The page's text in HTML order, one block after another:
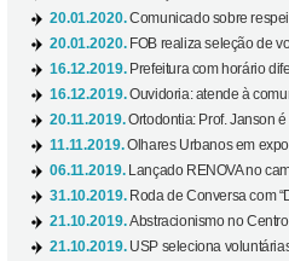
20.01.2020.Comunicado sobre
20.01.2020. FOB realiza seleção de
16.12.2019. Prefeitura com horário
16.12.2019.Ouvidoria: atende à
20.11.2019.Ortodontia: Prof. Janson
11.11.2019.Olhares Urbanos em
06.11.2019.
Lançado RENOVA no
31.10.2019. Roda de Conversa com
21.10.2019.Abstracionismo no
21.10.2019. USP seleciona